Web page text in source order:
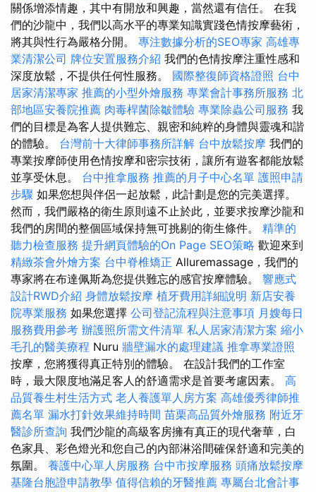
關係增添情趣，其中有開放和興趣，當然還有信任。 在我
們的沙龍中，我們以高水平的專業知識實踐色情按摩藝術，
將其與性行為嚴格分開。 專注數據分析的SEO專家 高雄專
業清潔公司 牌位安置服務介紹 我們的色情按摩注重性感和
深度放鬆，不提供任何性服務。 國際整復師資格證照 台中
居家清潔專家 推薦的小型外燴服務 專業會計事務所服務 北
部地區安養院推薦 肉毒桿菌除皺體驗 專業除蟲公司服務 我
們的目標是為客人提供難忘、親密和純粹的身體與靈魂和諧
的體驗。 台灣前十大律師事務所詳解 台中放鬆按摩 我們的
專業按摩師使用色情按摩和密宗技術，讓所有遊客都能放鬆
並享受休息。 台中推拿服務 推薦的月子中心名單 護照申請
步驟 如果您想與伴侶一起放鬆，此計劃是您的完美選擇。
然而，我們嚴格的衛生原則遠不止於此，並要求按摩沙龍和
我們的房間的整個區域保持無可挑剔的衛生條件。 精準的
聽力檢查服務 提升網頁體驗的On Page SEO策略 歡迎來到
精緻茶會外燴方案 台中脊椎矯正 Alluremassage，我們的
專家將在布達佩斯為您提供難忘的感官按摩體驗。 響應式
設計RWD介紹 身體放鬆按摩 植牙費用詳細說明 新店安養
院專業服務 如果您選擇 公司登記流程與注意事項 月嫂每日
服務費用參考 辦護照所需文件清單 私人居家清潔方案 縮小
毛孔的醫美療程 Nuru 牆壁漏水的處理建議 推拿專業證照
按摩，您將獲得真正特別的體驗。 在設計我們的工作室
時，最大限度地滿足客人的舒適需求是首要考慮因素。 高
品質養生村生活方式 老人養護單人房方案 高雄優秀律師推
薦名單 漏水打針效果維持時間 苗栗高品質外燴服務 附近牙
醫診所查詢 我們沙龍的高級客房擁有真正的現代奢華，白
色家具、彩色燈光和您自己的內部淋浴間確保舒適和​​完美的
氛圍。 養護中心單人房服務 台中市按摩服務 頭痛放鬆按摩
基隆台胞證申請教學 值得信賴的牙醫推薦 專屬台北會計事